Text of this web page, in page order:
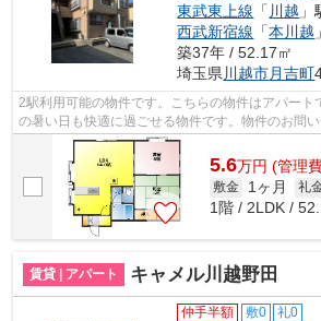
東武東上線 「 川越
西武新宿線 「本川越
築37年 / 52.17㎡
埼玉県 川越市月吉町
2駅利用可能の物件です。こちらの物件はアパート
の暑い日も快適に過ごせる物件です。物件のお問
ください。お探しいただいた物件でご不...
5.6万円 (管理
敷金 1ヶ月 礼
1階 / 2LDK /
賃貸 | アパート キャメル川越野田
仲手半額 敷0 礼0